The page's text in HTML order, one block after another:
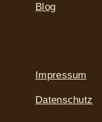
Blog
Impressum
Datenschutz